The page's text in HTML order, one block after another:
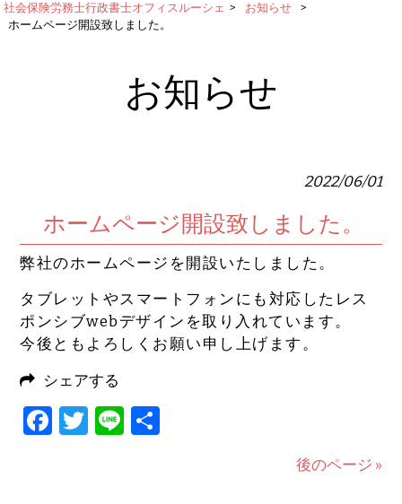
社会保険労務士行政書士オフィスルーシェ > お知らせ
>
ホームページ開設致しました。
お知らせ
2022/06/01
ホームページ開設致しました。
弊社のホームページを開設いたしました。
タブレットやスマートフォンにも対応したレス
ポンシブwebデザインを取り入れています。
今後ともよろしくお願い申し上げます。
シェアする
Facebook
Twitter
Line
後のページ »